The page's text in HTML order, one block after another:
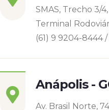
SMAS, Trecho 3/
Terminal
(61) 9 9204-8444
Anápolis -
Av. Brasil Norte,